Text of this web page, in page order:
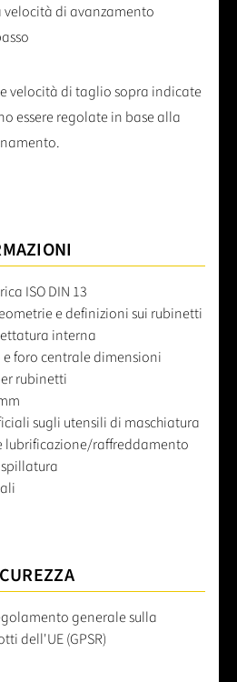
di avanzamento
velocità di taglio sopra indicate
essere regolate in base alla
ISO DIN 13
e definizioni sui rubinetti
interna
foro centrale dimensioni
rubinetti
sugli utensili di maschiatura
lubrificazione/raffreddamento
generale sulla
dell'UE (GPSR)